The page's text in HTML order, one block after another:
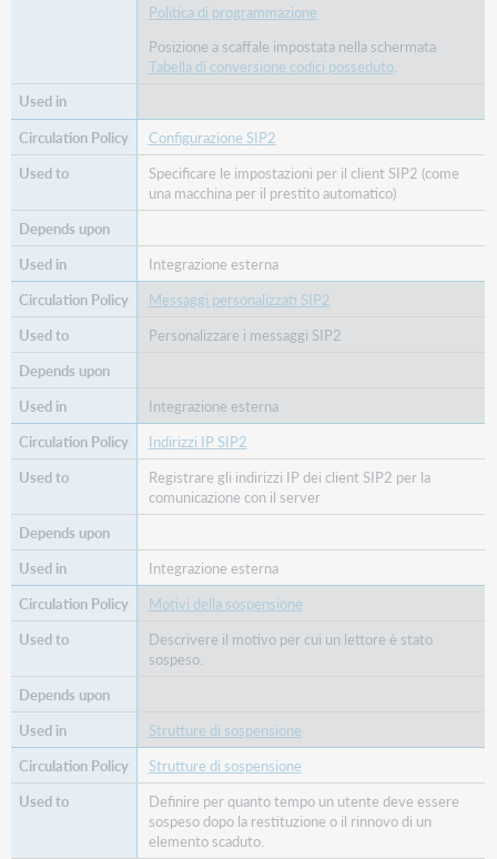
Politica di programmazione
Posizione a scaffale impostata nella schermata
Tabella di conversione codici posseduto.
Configurazione SIP2
Specificare le impostazioni per il client SIP2 (come
una macchina per il prestito automatico)
Integrazione esterna
Messaggi personalizzati SIP2
Personalizzare i messaggi SIP2
Integrazione esterna
Indirizzi IP SIP2
Registrare gli indirizzi IP dei client SIP2 per la
comunicazione con il server
Integrazione esterna
Motivi della sospensione
Descrivere il motivo per cui un lettore è stato
sospeso.
Strutture di sospensione
Strutture di sospensione
Definire per quanto tempo un utente deve essere
sospeso dopo la restituzione o il rinnovo di un
elemento scaduto.